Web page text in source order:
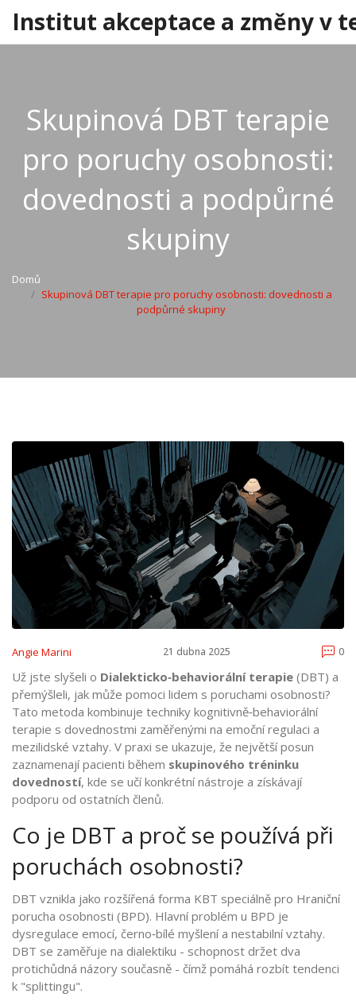
Institut akceptace a změny v
Skupinová DBT terapie
pro poruchy osobnosti:
dovednosti a podpůrné
skupiny
Domů
Skupinová DBT terapie pro poruchy osobnosti: dovednosti a
podpůrné skupiny
Angie Marini 21 dubna 2025 0
Už jste slyšeli o Dialekticko‑behaviorální terapie (DBT) a
přemýšleli, jak může pomoci lidem s poruchami osobnosti?
Tato metoda kombinuje techniky kognitivně‑behaviorální
terapie s dovednostmi zaměřenými na emoční regulaci a
mezilidské vztahy. V praxi se ukazuje, že největší posun
zaznamenají pacienti během skupinového tréninku
dovedností, kde se učí konkrétní nástroje a získávají
podporu od ostatních členů.
Co je DBT a proč se používá při
poruchách osobnosti?
DBT vznikla jako rozšířená forma KBT speciálně pro Hraniční
porucha osobnosti (BPD). Hlavní problém u BPD je
dysregulace emocí, černo‑bílé myšlení a nestabilní vztahy.
DBT se zaměřuje na dialektiku - schopnost držet dva
protichůdná názory současně - čímž pomáhá rozbít tendenci
k "splittingu".